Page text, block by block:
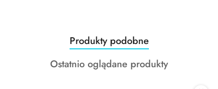
Pomiń karuzelę produktów
Produkty
o
statusie:
Produkty podobne
Produkty
Ostatnio oglądane produkty